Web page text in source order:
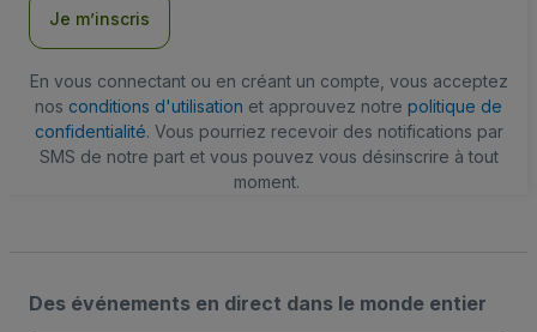
Je m’inscris
En vous connectant ou en créant un compte, vous acceptez
nos conditions d'utilisation et approuvez notre politique de
confidentialité. Vous pourriez recevoir des notifications par
SMS de notre part et vous pouvez vous désinscrire à tout
moment.
Des événements en direct dans le monde entier